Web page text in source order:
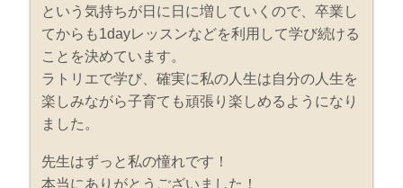
という気持ちが日に日に増していくので、卒業し
てからも1dayレッスンなどを利用して学び続ける
ことを決めています。
ラトリエで学び、確実に私の人生は自分の人生を
楽しみながら子育ても頑張り楽しめるようになり
ました。
先生はずっと私の憧れです！
本当にありがとうございました！